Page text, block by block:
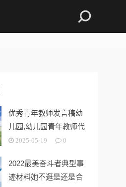
优秀青年教师发言稿幼
儿园,幼儿园青年教师代
表发言
2025-05-19 0
2022最美奋斗者典型事
迹材料她不逛是还是合